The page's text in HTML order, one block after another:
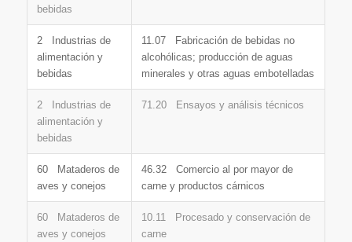
bebidas
2 Industrias de
alimentación y
bebidas
11.07 Fabricación de bebidas no
alcohólicas; producción de aguas
minerales y otras aguas embotelladas
2 Industrias de
alimentación y
bebidas
71.20 Ensayos y análisis técnicos
60 Mataderos de
aves y conejos
46.32 Comercio al por mayor de
carne y productos cárnicos
60 Mataderos de
aves y conejos
10.11 Procesado y conservación de
carne